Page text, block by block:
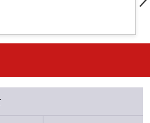
石人の星